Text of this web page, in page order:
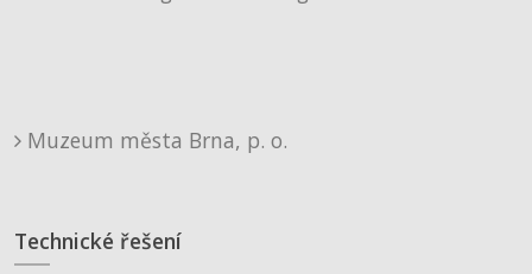
Muzeum města Brna, p. o.
Technické řešení